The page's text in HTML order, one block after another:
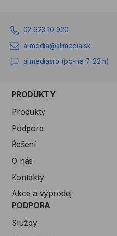
zákazníky vyrábíme
podkladové, rozšiřovací a
termoizolační nosné
konstrukce, roletové a
výkresové dokumentace.
02 623 10 920
allmedia@allmedia.sk
allmediasro (po-ne 7-22 h)
PRODUKTY
Produkty
Podpora
Řešení
O nás
Kontakty
Akce a výprodej
PODPORA
Služby